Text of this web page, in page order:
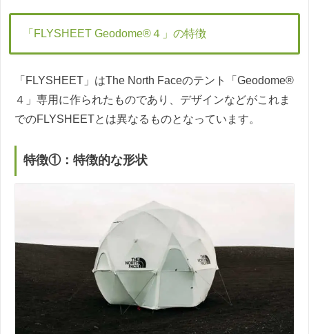
「FLYSHEET Geodome®４」の特徴
「FLYSHEET」はThe North Faceのテント「Geodome®
４」専用に作られたものであり、デザインなどがこれま
でのFLYSHEETとは異なるものとなっています。
特徴①：特徴的な形状